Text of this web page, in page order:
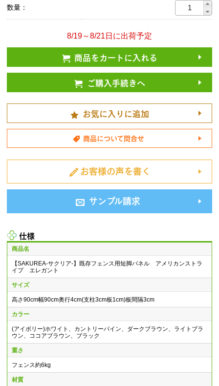
数量：
8/19～8/21日に出荷予定
商品をカートに入れる
ご購入手続きへ
お気に入りに追加
商品について問合せ
お客様の声を書く
サンプル請求
仕様
商品名
【SAKUREA-サクリア-】既存フェンス用短脚パネル アメリカンストラ
イプ エレガント
サイズ
高さ90cm幅90cm奥行4cm(支柱3cm板1cm)板間隔3cm
カラー
(アイボリー)ホワイト、カントリーパイン、ダークブラウン、ライトブラ
ウン、ココアブラウン、ブラック
重さ
フェンス約6kg
材質